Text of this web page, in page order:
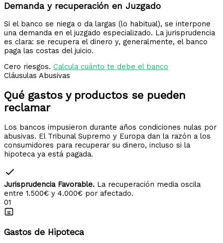
Demanda y recuperación en Juzgado
Si el banco se niega o da largas (lo habitual), se interpone
una demanda en el juzgado especializado. La jurisprudencia
es clara: se recupera el dinero y, generalmente, el banco
paga las costas del juicio.
Cero riesgos. Calcula cuánto te debe el banco
Cláusulas Abusivas
Qué gastos y productos se pueden
reclamar
Los bancos impusieron durante años condiciones nulas por
abusivas. El Tribunal Supremo y Europa dan la razón a los
consumidores para recuperar su dinero, incluso si la
hipoteca ya está pagada.
Jurisprudencia Favorable. La recuperación media oscila
entre 1.500€ y 4.000€ por afectado.
01
Gastos de Hipoteca